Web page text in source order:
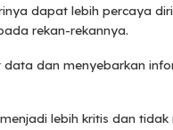
dapat lebih percaya
rekan-rekannya.
data dan menyebarkan
lebih kritis dan tidak